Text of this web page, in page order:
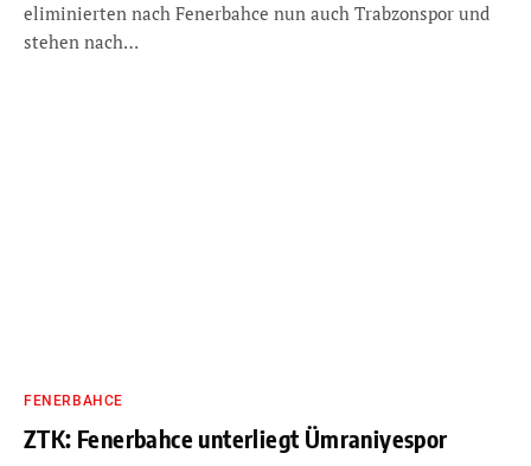
eliminierten nach Fenerbahce nun auch Trabzonspor und
stehen nach…
FENERBAHCE
ZTK: Fenerbahce unterliegt Ümraniyespor